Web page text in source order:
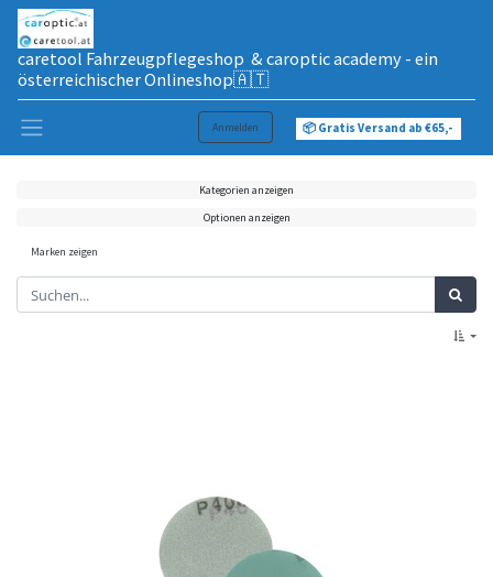
caretool Fahrzeugpflegeshop & caroptic academy - ein
österreichischer Onlineshop🇦🇹
Anmelden 📦 Gratis Versand ab €65,-
Kategorien anzeigen
Optionen anzeigen
Marken zeigen